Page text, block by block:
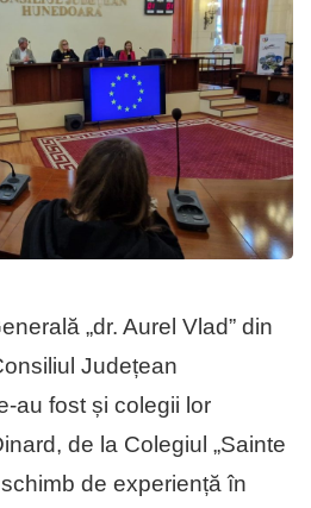
„dr. Aurel Vlad” din
Județean
au fost și colegii lor
de la Colegiul „Sainte
de experiență în